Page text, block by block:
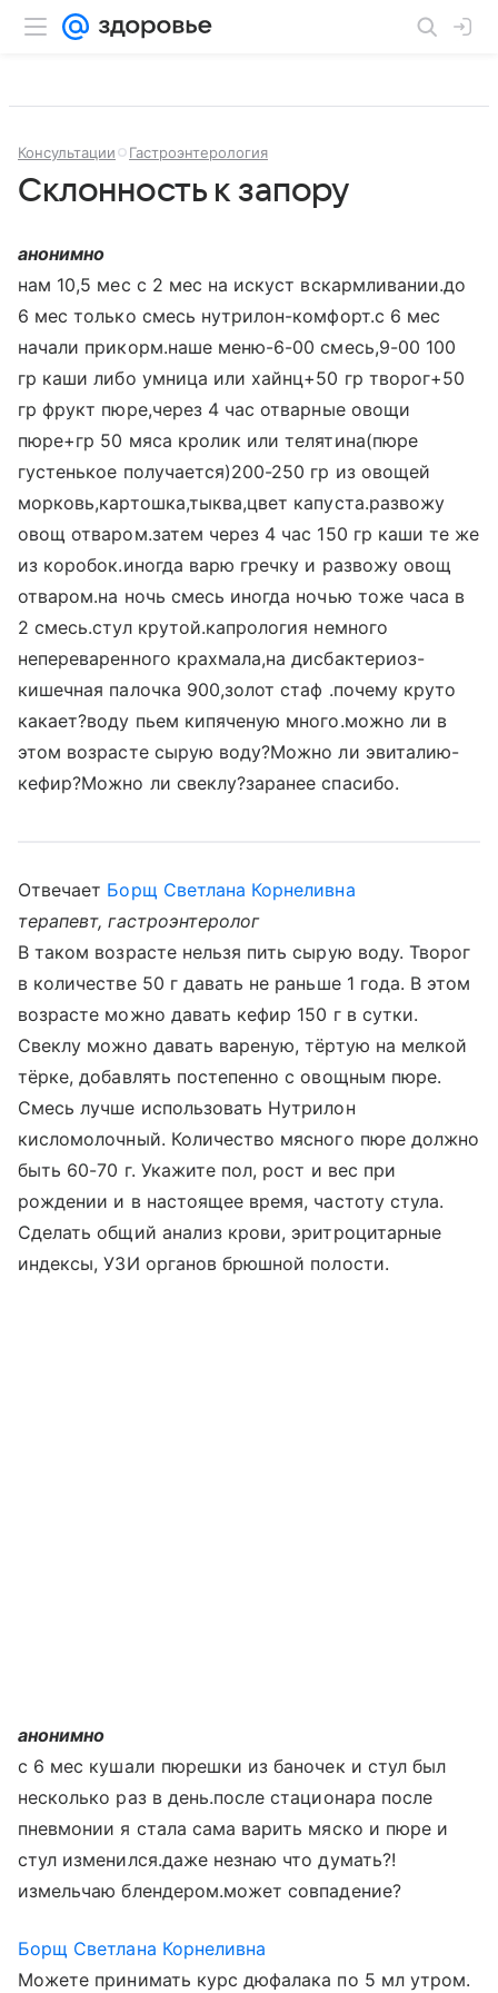
Консультации Гастроэнтерология
Склонность к запору
анонимно
нам 10,5 мес с 2 мес на искуст вскармливании.до
6 мес только смесь нутрилон-комфорт.с 6 мес
начали прикорм.наше меню-6-00 смесь,9-00 100
гр каши либо умница или хайнц+50 гр творог+50
гр фрукт пюре,через 4 час отварные овощи
пюре+гр 50 мяса кролик или телятина(пюре
густенькое получается)200-250 гр из овощей
морковь,картошка,тыква,цвет капуста.развожу
овощ отваром.затем через 4 час 150 гр каши те же
из коробок.иногда варю гречку и развожу овощ
отваром.на ночь смесь иногда ночью тоже часа в
2 смесь.стул крутой.капрология немного
непереваренного крахмала,на дисбактериоз-
кишечная палочка 900,золот стаф .почему круто
какает?воду пьем кипяченую много.можно ли в
этом возрасте сырую воду?Можно ли эвиталию-
кефир?Можно ли свеклу?заранее спасибо.
Отвечает Борщ Светлана Корнеливна
терапевт, гастроэнтеролог
В таком возрасте нельзя пить сырую воду. Творог
в количестве 50 г давать не раньше 1 года. В этом
возрасте можно давать кефир 150 г в сутки.
Свеклу можно давать вареную, тёртую на мелкой
тёрке, добавлять постепенно с овощным пюре.
Смесь лучше использовать Нутрилон
кисломолочный. Количество мясного пюре должно
быть 60-70 г. Укажите пол, рост и вес при
рождении и в настоящее время, частоту стула.
Сделать общий анализ крови, эритроцитарные
индексы, УЗИ органов брюшной полости.
анонимно
с 6 мес кушали пюрешки из баночек и стул был
несколько раз в день.после стационара после
пневмонии я стала сама варить мяско и пюре и
стул изменился.даже незнаю что думать?!
измельчаю блендером.может совпадение?
Борщ Светлана Корнеливна
Можете принимать курс дюфалака по 5 мл утром.